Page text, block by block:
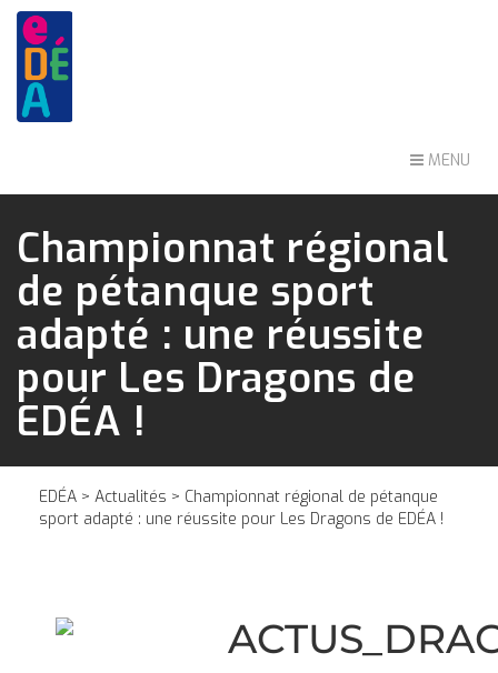
MENU
Championnat régional
de pétanque sport
adapté : une réussite
pour Les Dragons de
EDÉA !
EDÉA > Actualités > Championnat régional de pétanque
sport adapté : une réussite pour Les Dragons de EDÉA !